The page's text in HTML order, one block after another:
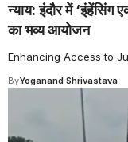
न्याय: इंदौर में
का भव्य आयोजन
Enhancing Access to
ByYoganand Shrivastava